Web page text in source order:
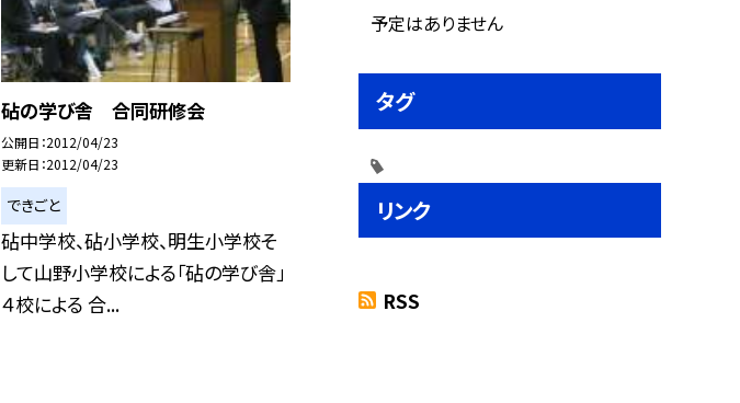
砧の学び舎 合同研修会
公開日 2012/04/23
更新日 2012/04/23
できごと
砧中学校、砧小学校、明生小学校そ
して山野小学校による「砧の学び舎」
４校による 合...
予定はありません
タグ
リンク
RSS